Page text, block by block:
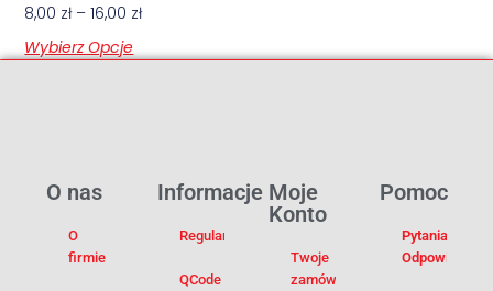
8,00 zł – 16,00 zł
Wybierz Opcje
Pomoc
Pytania I
Odpowiedzi
Moje
Konto
Twoje
zamówienia
Informacje
Regulamin
QCode –
O nas
O
firmie